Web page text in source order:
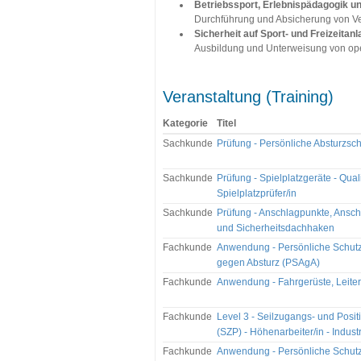
Betriebssport, Erlebnispädagogik
Durchführung und Absicherung von
Sicherheit auf Sport- und
Ausbildung und Unterweisung von
Veranstaltung (Training)
Kategorie
Titel
Sachkunde Prüfung - Persönliche
Sachkunde Prüfung - Spielplatzgeräte -
Spielplatzprüfer/in
Sachkunde Prüfung - Anschlagpunkte,
und Sicherheitsdachhaken
Fachkunde Anwendung - Persönliche
gegen Absturz (PSAgA)
Fachkunde Anwendung - Fahrgerüste,
Fachkunde
Level 3 - Seilzugangs- und
(SZP) - Höhenarbeiter/in -
Fachkunde Anwendung - Persönliche